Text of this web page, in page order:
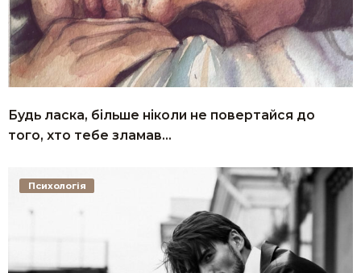
Будь ласка, більше ніколи не повертайся до
того, хто тебе зламав…
Психологія